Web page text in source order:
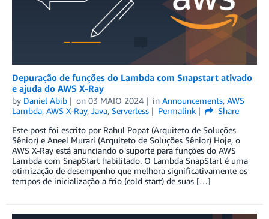
Depuração de funções do Lambda com Snapstart ativado
e ajuda do AWS X-Ray
by Daniel Abib on 03 MAIO 2024 in Announcements, AWS
Lambda, AWS X-Ray, Java, Serverless Permalink
Share
Este post foi escrito por Rahul Popat (Arquiteto de Soluções
Sênior) e Aneel Murari (Arquiteto de Soluções Sênior) Hoje, o
AWS X-Ray está anunciando o suporte para funções do AWS
Lambda com SnapStart habilitado. O Lambda SnapStart é uma
otimização de desempenho que melhora significativamente os
tempos de inicialização a frio (cold start) de suas […]